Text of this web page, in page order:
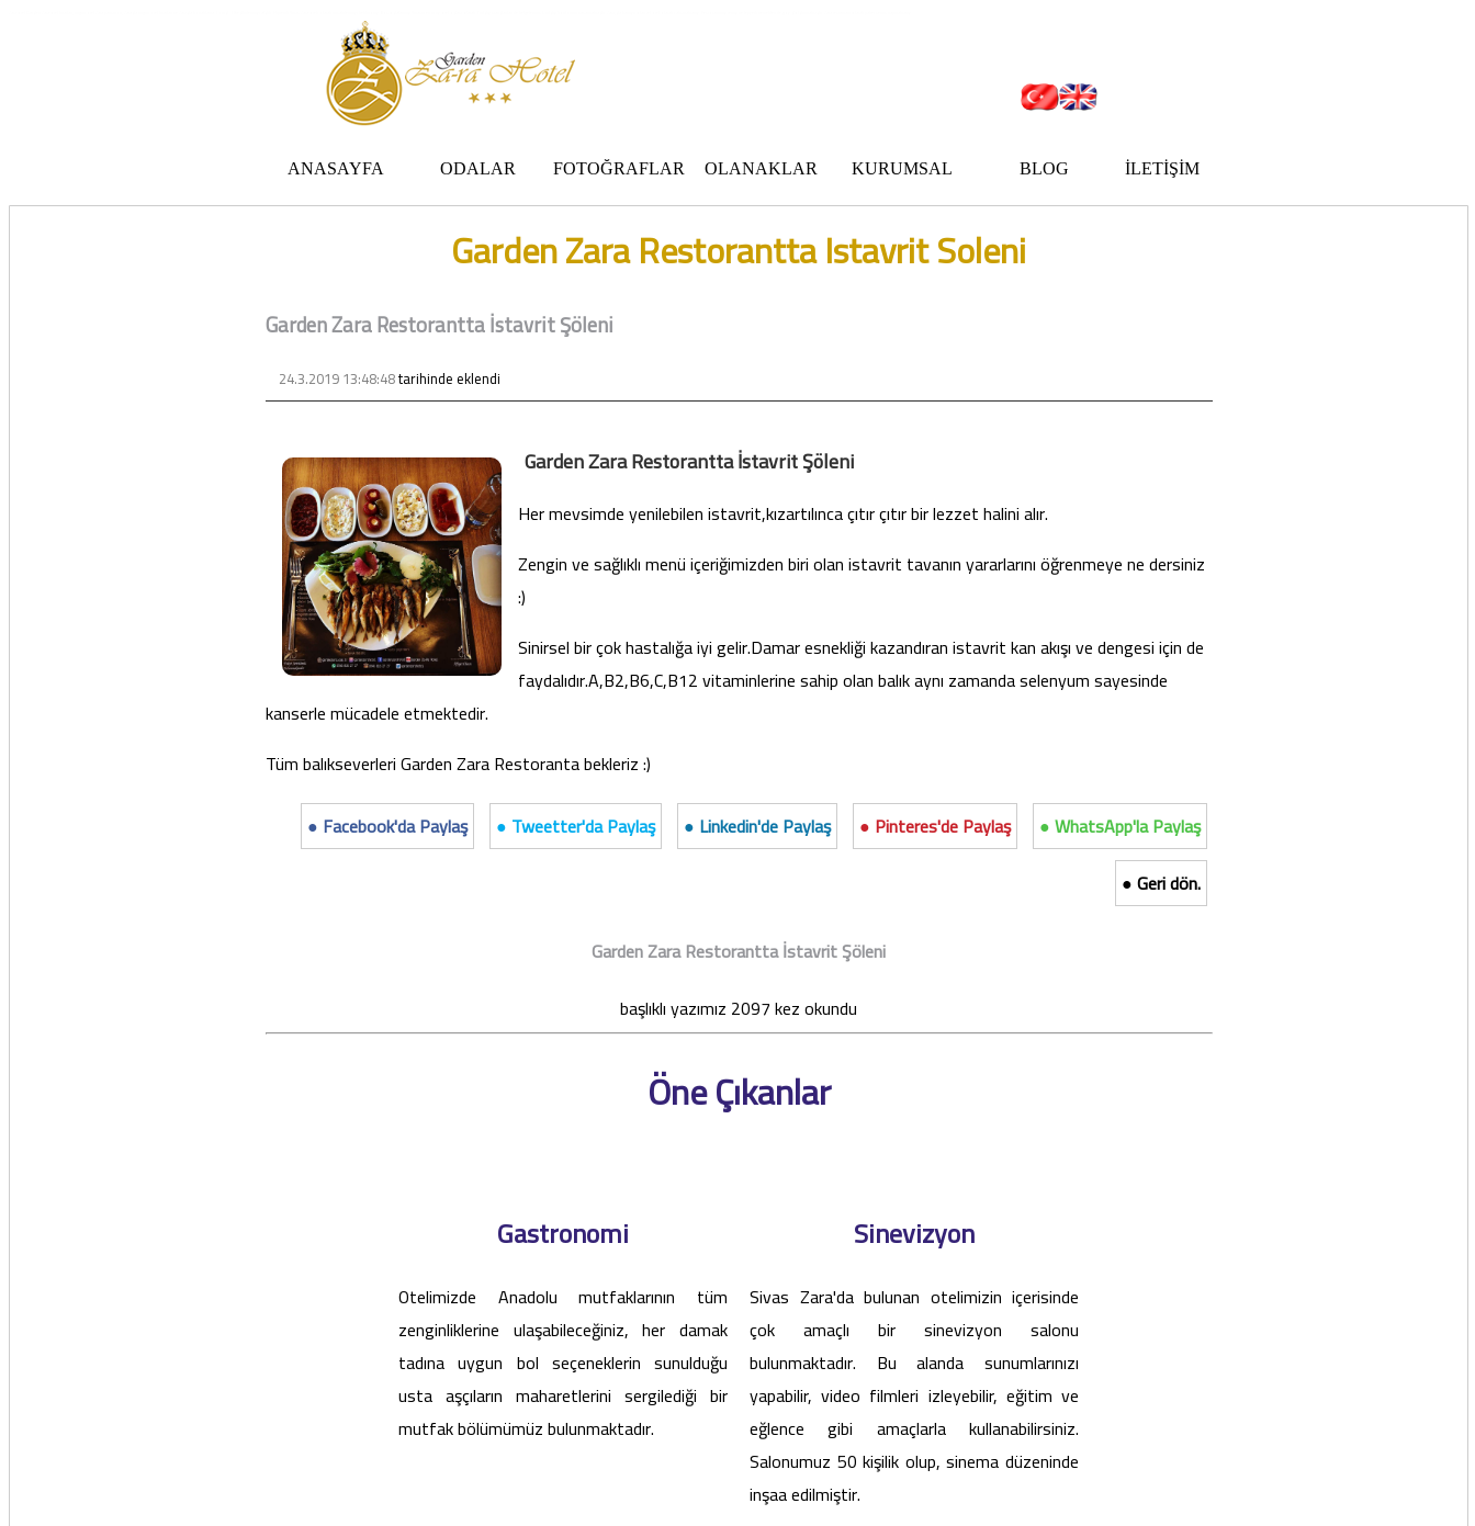
ANASAYFA ODALAR FOTOĞRAFLAR OLANAKLAR KURUMSAL BLOG İLETİŞİM
Garden Zara Restorantta Istavrit Soleni
Garden Zara Restorantta İstavrit Şöleni
24.3.2019 13:48:48tarihinde eklendi
Garden Zara Restorantta İstavrit Şöleni
Her mevsimde yenilebilen istavrit,kızartılınca çıtır çıtır bir lezzet halini alır.
Zengin ve sağlıklı menü içeriğimizden biri olan istavrit tavanın yararlarını öğrenmeye ne dersiniz
:)
Sinirsel bir çok hastalığa iyi gelir.Damar esnekliği kazandıran istavrit kan akışı ve dengesi için de
faydalıdır.A,B2,B6,C,B12 vitaminlerine sahip olan balık aynı zamanda selenyum sayesinde
kanserle mücadele etmektedir.
Tüm balıkseverleri Garden Zara Restoranta bekleriz :)
● Facebook'da Paylaş
● Tweetter'da Paylaş ● Linkedin'de Paylaş ● Pinteres'de Paylaş
● WhatsApp'la Paylaş
● Geri dön.
Garden Zara Restorantta İstavrit Şöleni
başlıklı yazımız 2097 kez okundu
Öne Çıkanlar
Gastronomi
Otelimizde Anadolu mutfaklarının tüm
zenginliklerine ulaşabileceğiniz, her damak
tadına uygun bol seçeneklerin sunulduğu
usta aşçıların maharetlerini sergilediği bir
mutfak bölümümüz bulunmaktadır.
Sinevizyon
Sivas Zara'da bulunan otelimizin içerisinde
çok amaçlı bir sinevizyon salonu
bulunmaktadır. Bu alanda sunumlarınızı
yapabilir, video filmleri izleyebilir, eğitim ve
eğlence gibi amaçlarla kullanabilirsiniz.
Salonumuz 50 kişilik olup, sinema düzeninde
inşaa edilmiştir.